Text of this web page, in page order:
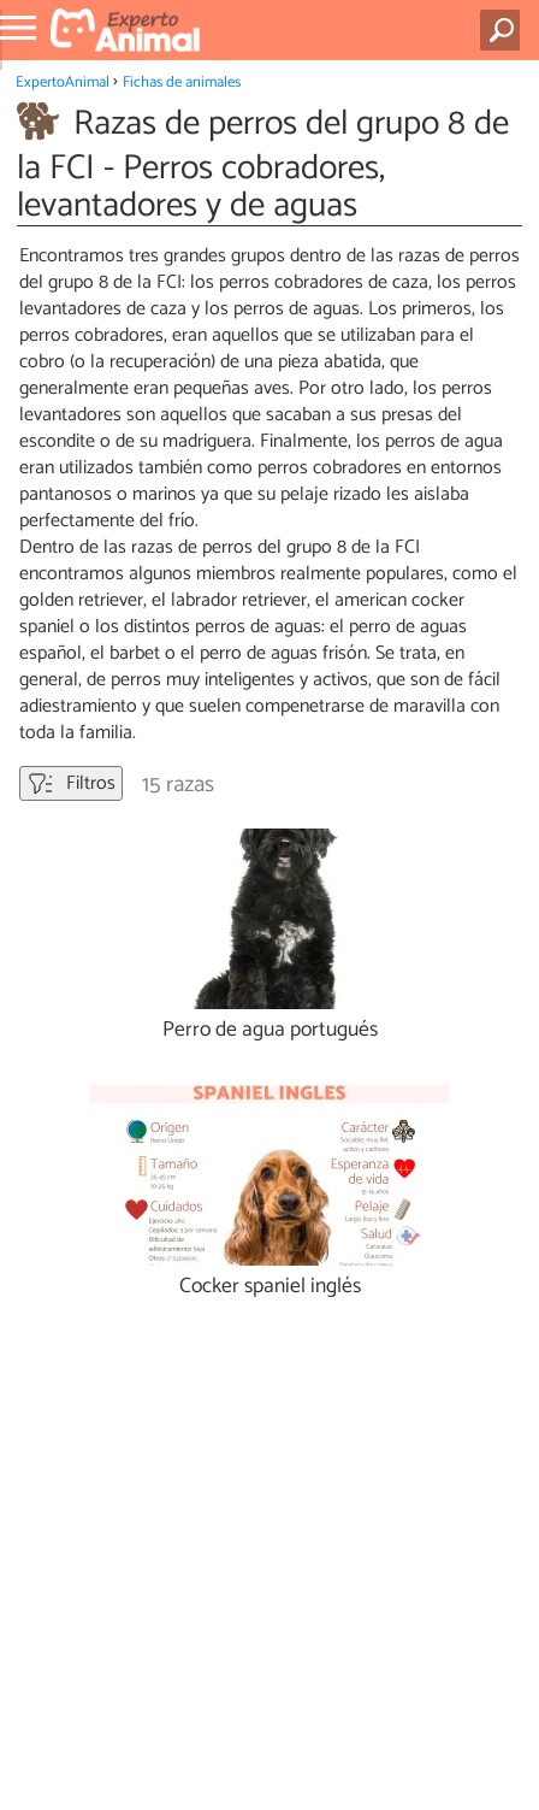
ExpertoAnimal Fichas de animales
Razas de perros del grupo 8 de
la FCI - Perros cobradores,
levantadores y de aguas
Encontramos tres grandes grupos dentro de las razas de perros
del grupo 8 de la FCI: los perros cobradores de caza, los perros
levantadores de caza y los perros de aguas. Los primeros, los
perros cobradores, eran aquellos que se utilizaban para el
cobro (o la recuperación) de una pieza abatida, que
generalmente eran pequeñas aves. Por otro lado, los perros
levantadores son aquellos que sacaban a sus presas del
escondite o de su madriguera. Finalmente, los perros de agua
eran utilizados también como perros cobradores en entornos
pantanosos o marinos ya que su pelaje rizado les aislaba
perfectamente del frío.
Dentro de las razas de perros del grupo 8 de la FCI
encontramos algunos miembros realmente populares, como el
golden retriever, el labrador retriever, el american cocker
spaniel o los distintos perros de aguas: el perro de aguas
español, el barbet o el perro de aguas frisón. Se trata, en
general, de perros muy inteligentes y activos, que son de fácil
adiestramiento y que suelen compenetrarse de maravilla con
toda la familia.
Filtros
15 razas
Perro de agua portugués
Cocker spaniel inglés